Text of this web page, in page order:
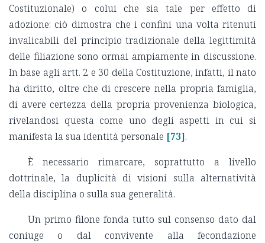
Costituzionale) o colui che sia tale per effetto di
adozione: ciò dimostra che i confini una volta ritenuti
invalicabili del principio tradizionale della legittimità
delle filiazione sono ormai ampiamente in discussione.
In base agli artt. 2 e 30 della Costituzione, infatti, il nato
ha diritto, oltre che di crescere nella propria famiglia,
di avere certezza della propria provenienza biologica,
rivelandosi questa come uno degli aspetti in cui si
manifesta la sua identità personale [73].
È necessario rimarcare, soprattutto a livello
dottrinale, la duplicità di visioni sulla alternatività
della disciplina o sulla sua generalità.
Un primo filone fonda tutto sul consenso dato dal
coniuge o dal convivente alla fecondazione